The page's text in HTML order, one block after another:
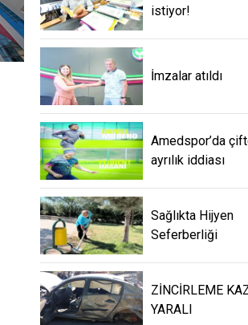
istiyor!
İmzalar atıldı
Amedspor’da
ayrılık iddiası
Sağlıkta Hijyen
Seferberliği
ZİNCİRLEME
YARALI